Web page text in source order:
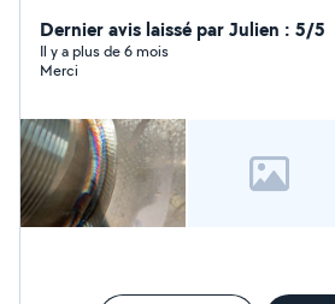
Dernier avis laissé par Julien : 5/5
Il y a plus de 6 mois
Merci